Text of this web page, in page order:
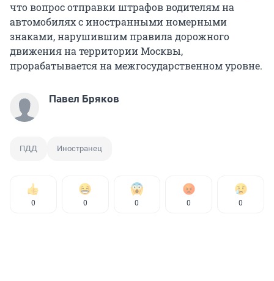
что вопрос отправки штрафов водителям на
автомобилях с иностранными номерными
знаками, нарушившим правила дорожного
движения на территории Москвы,
прорабатывается на межгосударственном уровне.
Павел Бряков
ПДД Иностранец
0 0 0 0 0